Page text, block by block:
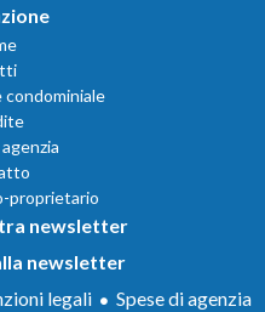
proprietario
newsletter
newsletter
legali
Spese di agenzia